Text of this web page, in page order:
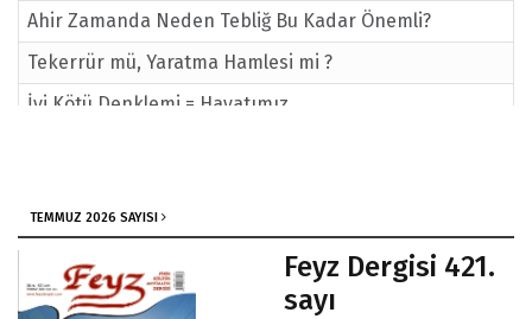
Ahir Zamanda Neden Tebliğ Bu Kadar Önemli?
Tekerrür mü, Yaratma Hamlesi mi ?
İyi Kötü Denklemi = Hayatımız
İnsan ve Şeytan Mücadelesi / Prof. Dr. Abdulhakim
İki Zıd Şey Bir Arada Bulunmaz
TEMMUZ 2026 SAYISI
Feyz Dergisi 421.
sayı